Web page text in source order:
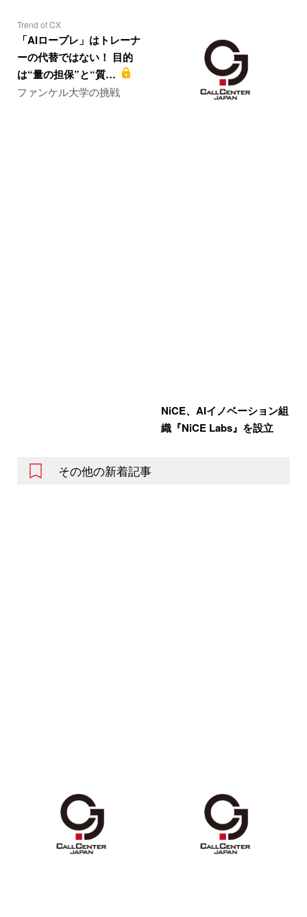
Trend of CX
「AIロープレ」はトレーナ
ーの代替ではない！ 目的
は“量の担保”と“質…
ファンケル大学の挑戦
NiCE、AIイノベーション組
織『NiCE Labs』を設立
その他の新着記事